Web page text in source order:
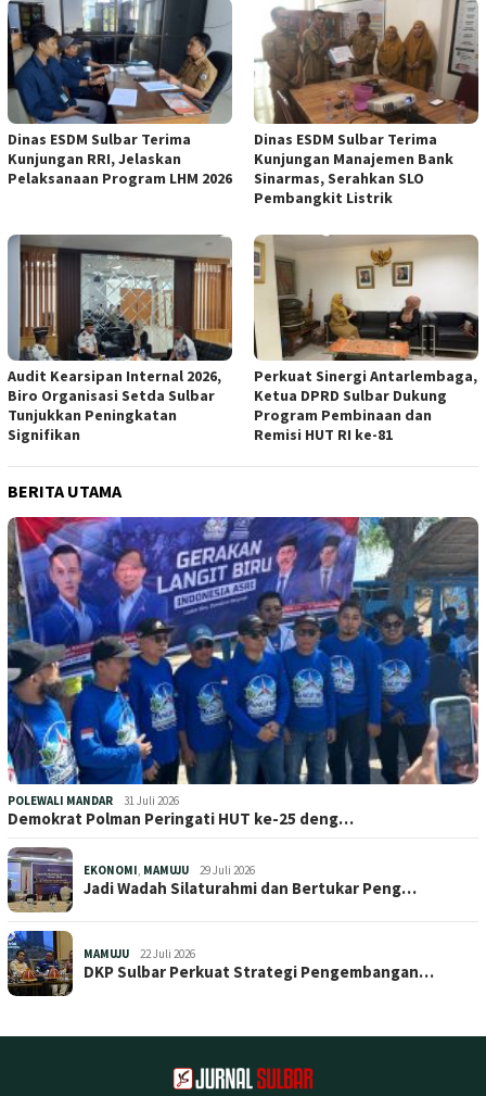
Dinas ESDM Sulbar Terima
Kunjungan RRI, Jelaskan
Pelaksanaan Program LHM 2026
Dinas ESDM Sulbar Terima
Kunjungan Manajemen Bank
Sinarmas, Serahkan SLO
Pembangkit Listrik
Audit Kearsipan Internal 2026,
Biro Organisasi Setda Sulbar
Tunjukkan Peningkatan
Signifikan
Perkuat Sinergi Antarlembaga,
Ketua DPRD Sulbar Dukung
Program Pembinaan dan
Remisi HUT RI ke-81
BERITA UTAMA
POLEWALI MANDAR 31 Juli 2026
Demokrat Polman Peringati HUT ke-25 deng…
EKONOMI, MAMUJU 29 Juli 2026
Jadi Wadah Silaturahmi dan Bertukar Peng…
MAMUJU 22 Juli 2026
DKP Sulbar Perkuat Strategi Pengembangan…